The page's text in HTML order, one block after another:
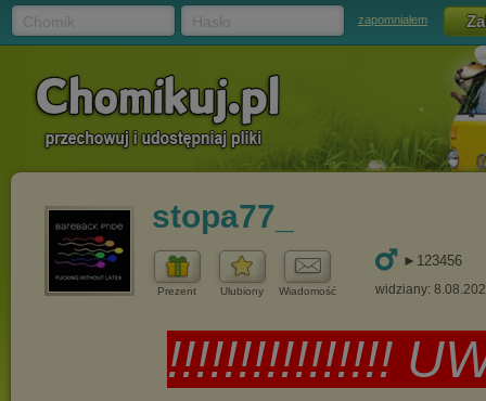
zapomniałem
stopa77_
Prezent Ulubiony Wiadomość
►123456
widziany: